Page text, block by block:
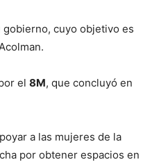
cuyo objetivo es
el 8M, que concluyó en
a las mujeres de la
por obtener espacios en